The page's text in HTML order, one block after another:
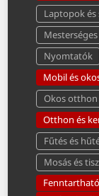
Laptopok
Nyomtatók
Mobil és
Okos otthon
Otthon és
Fűtés és
Mosás és